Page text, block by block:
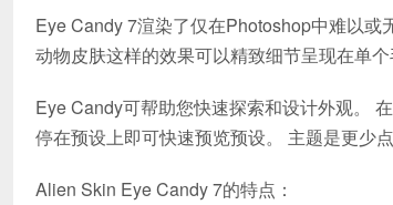
Eye Candy 7渲染了仅在Photoshop中难以
动物皮肤这样的效果可以精致细节呈现在单个
Eye Candy可帮助您快速探索和设计外观。
停在预设上即可快速预览预设。 主题是更少
Alien Skin Eye Candy 7的特点：